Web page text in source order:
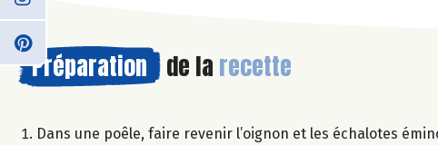
Préparation de la recette
Dans une poêle, faire revenir l’oignon et les échalotes